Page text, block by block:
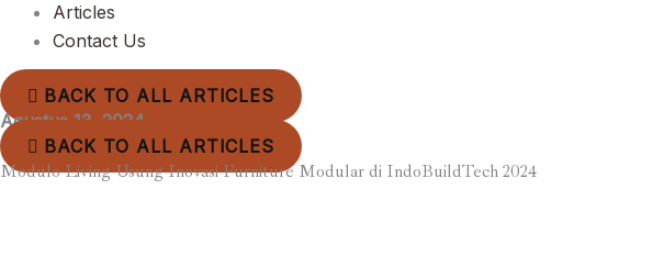
Articles
Contact Us
BACK TO ALL ARTICLES
Agustus 13, 2024
BACK TO ALL ARTICLES
Modulo Living Usung Inovasi Furniture Modular di IndoBuildTech 2024